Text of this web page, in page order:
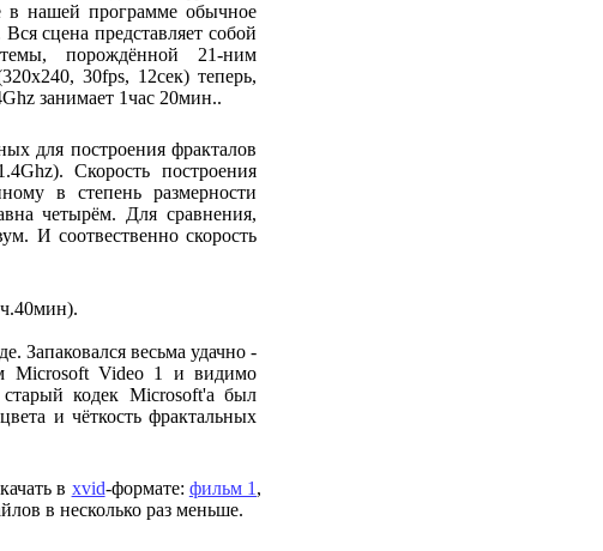
в нашей программе обычное
сцена представляет собой
порождённой 21-ним
30fps, 12сек) теперь,
занимает 1час 20мин..
для построения фракталов
). Скорость построения
в степень размерности
четырём. Для сравнения,
И соотвественно скорость
Запаковался весьма удачно -
Microsoft Video 1 и видимо
кодек Microsoft'а был
и чёткость фрактальных
в xvid-формате: фильм 1 ,
в несколько раз меньше.